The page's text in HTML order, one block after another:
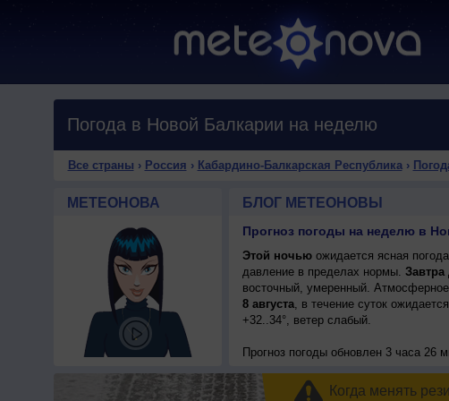
Погода в Новой Балкарии на неделю
Все страны › Россия › Кабардино-Балкарская Республика›
МЕТЕОНОВА БЛОГ МЕТЕОНОВЫ
Этой ночьюожидается ясная
давление в пределах нормы. Завтра
восточный, умеренный.
8 августа, в течение суток
+32..34°, ветер слабый.
Прогноз погоды обновлен 3 часа 26
Когда менять